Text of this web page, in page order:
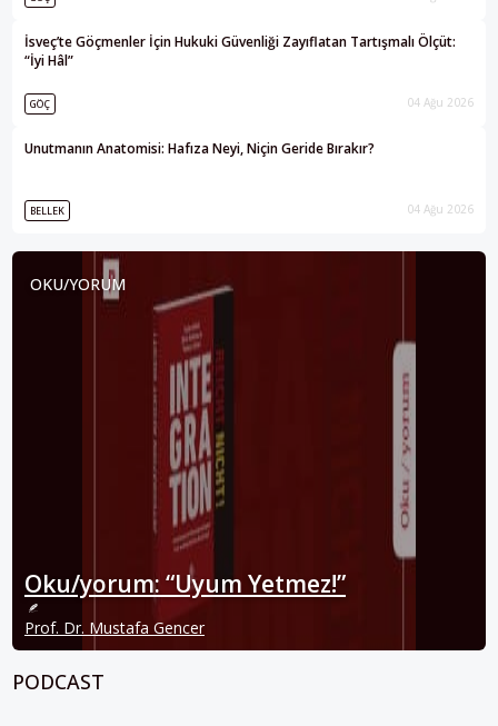
İsveç’te Göçmenler İçin Hukuki Güvenliği Zayıflatan Tartışmalı Ölçüt:
“İyi Hâl”
GÖÇ 04 Ağu 2026
Unutmanın Anatomisi: Hafıza Neyi, Niçin Geride Bırakır?
BELLEK 04 Ağu 2026
OKU/YORUM
Oku/yorum: “Uyum Yetmez!”
Prof. Dr. Mustafa Gencer
PODCAST